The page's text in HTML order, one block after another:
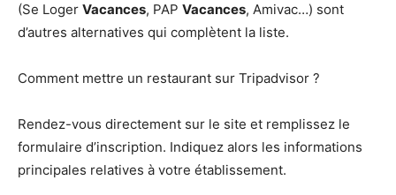
(Se Loger Vacances, PAP Vacances, Amivac…) sont
d’autres alternatives qui complètent la liste.
Comment mettre un restaurant sur Tripadvisor ?
Rendez-vous directement sur le site et remplissez le
formulaire d’inscription. Indiquez alors les informations
principales relatives à votre établissement.